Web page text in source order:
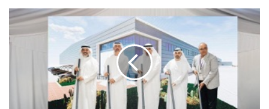
*The
round
conviction